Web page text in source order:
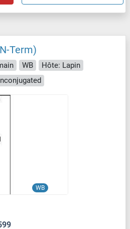
Term)
WB
Hôte: Lapin
WB